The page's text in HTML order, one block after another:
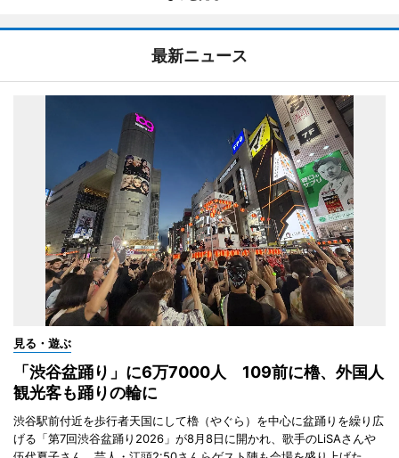
最新ニュース
見る・遊ぶ
「渋谷盆踊り」に6万7000人 109前に櫓、外国人
観光客も踊りの輪に
渋谷駅前付近を歩行者天国にして櫓（やぐら）を中心に盆踊りを繰り広
げる「第7回渋谷盆踊り2026」が8月8日に開かれ、歌手のLiSAさんや